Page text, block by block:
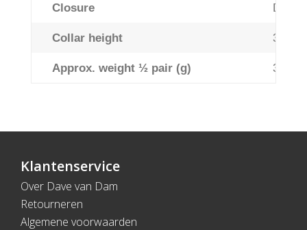
Closure
Collar height 3/4
Approx. weight ½ pair (g) 350
Klantenservice
Over Dave van Dam
Retourneren
Algemene voorwaarden